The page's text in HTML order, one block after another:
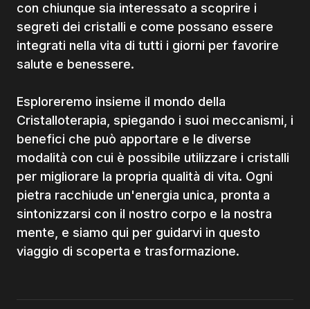
con chiunque sia interessato a scoprire i
segreti dei cristalli e come possano essere
integrati nella vita di tutti i giorni per favorire
salute e benessere.
Esploreremo insieme il mondo della
Cristalloterapia, spiegando i suoi meccanismi, i
benefici che può apportare e le diverse
modalità con cui è possibile utilizzare i cristalli
per migliorare la propria qualità di vita. Ogni
pietra racchiude un'energia unica, pronta a
sintonizzarsi con il nostro corpo e la nostra
mente, e siamo qui per guidarvi in questo
viaggio di scoperta e trasformazione.